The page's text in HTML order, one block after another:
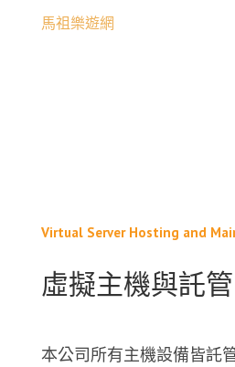
馬祖樂遊網
Virtual Server Hosting and
虛擬主機與託管
本公司所有主機設備皆託